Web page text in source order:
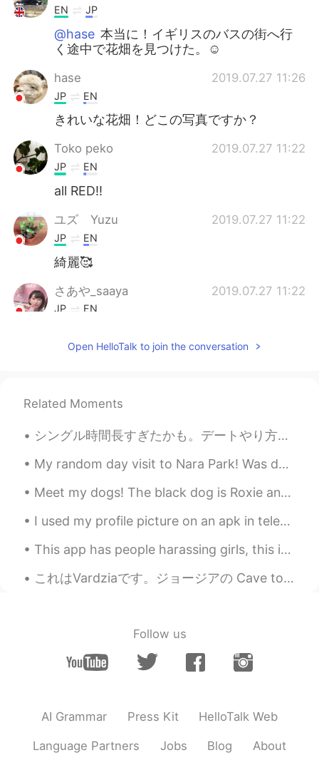
EN JP
@hase 本当に！イギリスのバスの街へ行
く途中で花畑を見つけた。☺️
hase 2019.07.27 11:26
JP EN
きれいな花畑！どこの写真ですか？
Toko peko 2019.07.27 11:22
JP EN
all RED‼️
ユズ Yuzu 2019.07.27 11:22
JP EN
綺麗🥰
さあや_saaya 2019.07.27 11:22
JP EN
た。
たくさんの赤色がすごいよね！
「オズの魔法使い」みたいなぁ〜
「オズの魔法使い」みたいだなぁ〜
ユズ Yuzu 2019.07.27 11:21
JP EN
「オズの魔法使い」みたいなぁ〜
Open HelloTalk to join the conversation
Related Moments
シングル時間長すぎたかも。デートやり方忘れてしまってしっぱいした笑 仕方ないね 難しいけど面白いよね。皆は違うけいけんあるので。どうやって進んでいこうとよく考えないと。 日本と外国の違うは何 ...
My random day visit to Nara Park! Was definitely one of my favourites during my Japan trip. Such ...
Meet my dogs! The black dog is Roxie and she likes to play in the mud a lot 😅 The white dog is C...
I used my profile picture on an apk in telegram that could digitally change your race 😂 this is s...
This app has people harassing girls, this is my friend , be careful if people as for photos このアプ...
これはVardziaです。ジョージアの Cave town。 それは12世紀に建てられました。 その時、 ジョージアは女性の ruler (君主 <-- is it right?)がいました。...
Follow us
AI Grammar Press Kit HelloTalk Web
Language Partners Jobs Blog About